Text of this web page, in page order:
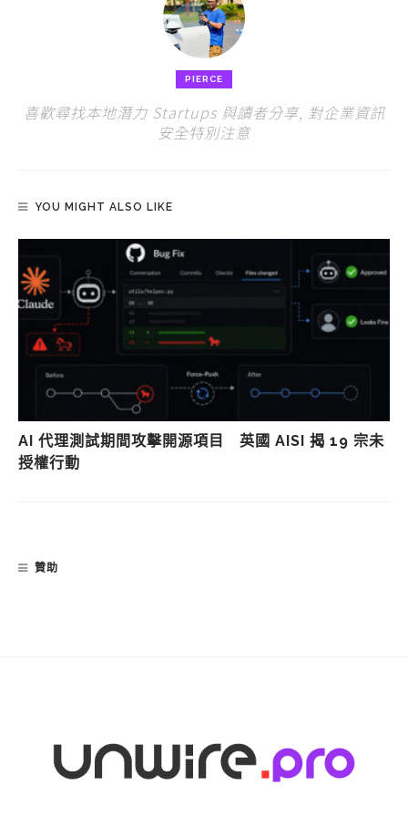
PIERCE
喜歡尋找本地潛力 Startups 與讀者分享, 對企業資訊
安全特別注意
YOU MIGHT ALSO LIKE
AI 代理測試期間攻擊開源項目 英國 AISI 揭 19 宗未
授權行動
贊助